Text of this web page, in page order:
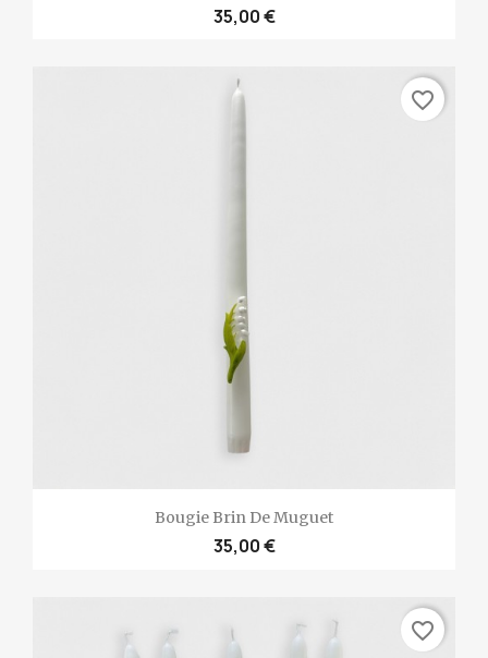
35,00 €
Bougie Brin De Muguet
35,00 €
favorite_border
favorite_border